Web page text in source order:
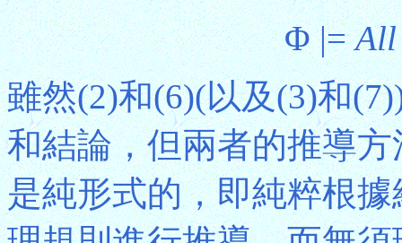
Φ |=All
雖然(2)和(6)(以及(3)和
和結論，但兩者的推導
是純形式的，即純粹根